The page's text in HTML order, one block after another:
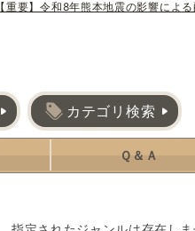
【重要】令和8年熊本地震の影響によ
カテゴリ検索
Ｑ＆Ａ